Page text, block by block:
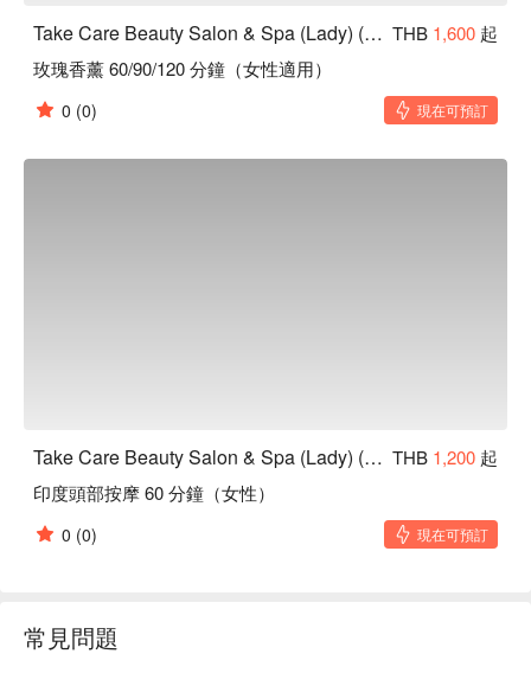
Take Care Beauty Salon & Spa (Lady) (Sukhumvit 35) THB 1,600 起
玫瑰香薰 60/90/120 分鐘（女性適用）
0 (0) 現在可預訂
Take Care Beauty Salon & Spa (Lady) (Sukhumvit 35) THB 1,200 起
印度頭部按摩 60 分鐘（女性）
0 (0) 現在可預訂
常見問題